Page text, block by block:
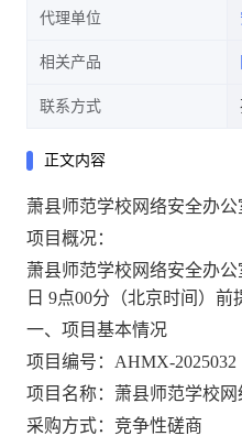
代理单位
相关产品
联系方式
正文内容
萧县师范学校网络安全办
项目概况：
萧县师范学校网络安全办公
日 9点00分 （北京时间）前
一、项目基本情况
项目编号： AHMX-2025032
项目名称：萧县师范学校
采购方式：竞争性磋商